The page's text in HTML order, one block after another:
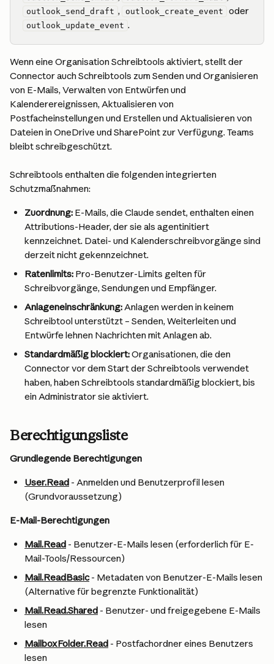
outlook_send_draft , outlook_create_event oder
outlook_update_event .
Wenn eine Organisation Schreibtools aktiviert, stellt der
Connector auch Schreibtools zum Senden und Organisieren
von E-Mails, Verwalten von Entwürfen und
Kalenderereignissen, Aktualisieren von
Postfacheinstellungen und Erstellen und Aktualisieren von
Dateien in OneDrive und SharePoint zur Verfügung. Teams
bleibt schreibgeschützt.
Schreibtools enthalten die folgenden integrierten
Schutzmaßnahmen:
Zuordnung: E-Mails, die Claude sendet, enthalten einen
Attributions-Header, der sie als agentinitiert
kennzeichnet. Datei- und Kalenderschreibvorgänge sind
derzeit nicht gekennzeichnet.
Ratenlimits: Pro-Benutzer-Limits gelten für
Schreibvorgänge, Sendungen und Empfänger.
Anlageneinschränkung: Anlagen werden in keinem
Schreibtool unterstützt – Senden, Weiterleiten und
Entwürfe lehnen Nachrichten mit Anlagen ab.
Standardmäßig blockiert: Organisationen, die den
Connector vor dem Start der Schreibtools verwendet
haben, haben Schreibtools standardmäßig blockiert, bis
ein Administrator sie aktiviert.
Berechtigungsliste
Grundlegende Berechtigungen
User.Read - Anmelden und Benutzerprofil lesen
(Grundvoraussetzung)
E-Mail-Berechtigungen
Mail.Read - Benutzer-E-Mails lesen (erforderlich für E-
Mail-Tools/Ressourcen)
Mail.ReadBasic - Metadaten von Benutzer-E-Mails lesen
(Alternative für begrenzte Funktionalität)
Mail.Read.Shared - Benutzer- und freigegebene E-Mails
lesen
MailboxFolder.Read - Postfachordner eines Benutzers
lesen